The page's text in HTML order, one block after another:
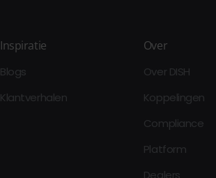
Inspiratie
Blogs
Klantverhalen
Over
Over DISH
Koppelingen
Compliance
Platform
Dealers